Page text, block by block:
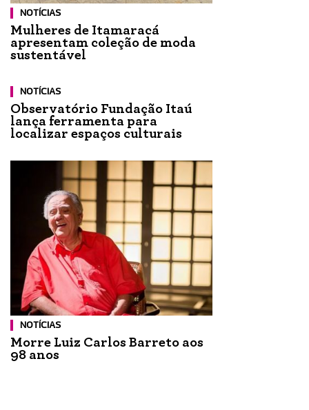
NOTÍCIAS
Mulheres de Itamaracá
apresentam coleção de moda
sustentável
NOTÍCIAS
Observatório Fundação Itaú
lança ferramenta para
localizar espaços culturais
NOTÍCIAS
Morre Luiz Carlos Barreto aos
98 anos